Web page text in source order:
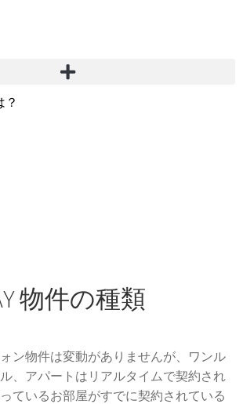
？
物件の種類
ン物件は変動がありませんが、ワンル
、アパートはリアルタイムで契約され
ているお部屋がすでに契約されている